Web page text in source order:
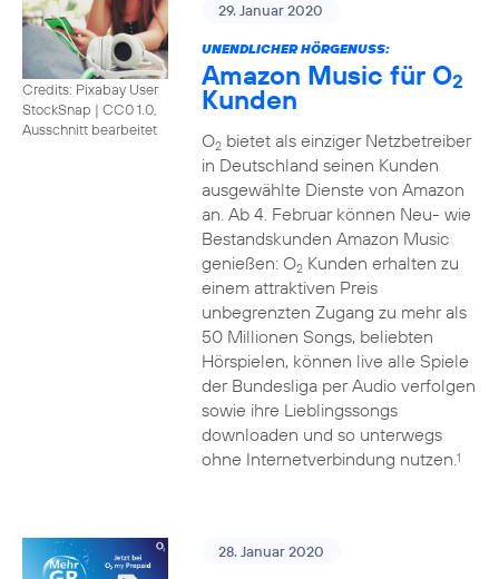
Credits: Pixabay User
StockSnap | CC0 1.0,
Ausschnitt bearbeitet
29. Januar 2020
UNENDLICHER HÖRGENUSS:
Amazon Music für O2
Kunden
O2bietet als einziger Netzbetreiber
in Deutschland seinen Kunden
ausgewählte Dienste von Amazon
an. Ab 4. Februar können Neu- wie
Bestandskunden Amazon Music
genießen: O2Kunden erhalten zu
einem attraktiven Preis
unbegrenzten Zugang zu mehr als
50 Millionen Songs, beliebten
Hörspielen, können live alle Spiele
der Bundesliga per Audio verfolgen
sowie ihre Lieblingssongs
downloaden und so unterwegs
ohne Internetverbindung nutzen.1
28. Januar 2020